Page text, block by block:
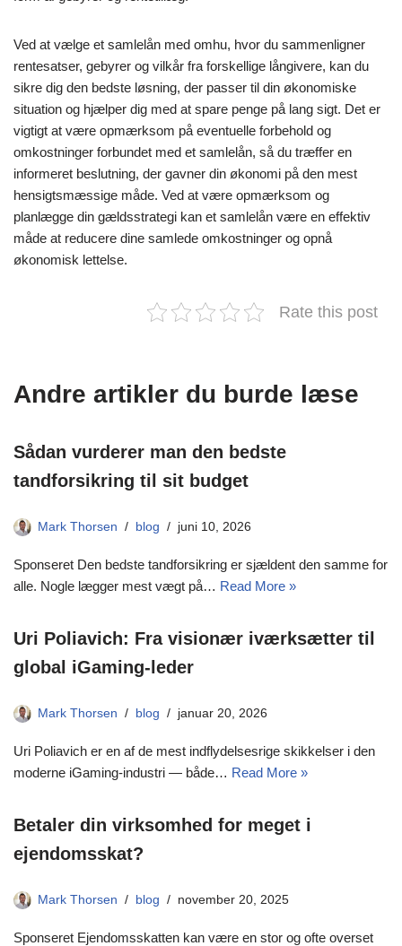
Ved at vælge et samlelån med omhu, hvor du sammenligner
rentesatser, gebyrer og vilkår fra forskellige långivere, kan du
sikre dig den bedste løsning, der passer til din økonomiske
situation og hjælper dig med at spare penge på lang sigt. Det er
vigtigt at være opmærksom på eventuelle forbehold og
omkostninger forbundet med et samlelån, så du træffer en
informeret beslutning, der gavner din økonomi på den mest
hensigtsmæssige måde. Ved at være opmærksom og
planlægge din gældsstrategi kan et samlelån være en effektiv
måde at reducere dine samlede omkostninger og opnå
økonomisk lettelse.
Rate this post
Andre artikler du burde læse
Sådan vurderer man den bedste
tandforsikring til sit budget
Mark Thorsen blog juni 10, 2026
Sponseret Den bedste tandforsikring er sjældent den samme for
alle. Nogle lægger mest vægt på… Read More »
Uri Poliavich: Fra visionær iværksætter til
global iGaming-leder
Mark Thorsen blog januar 20, 2026
Uri Poliavich er en af de mest indflydelsesrige skikkelser i den
moderne iGaming-industri — både… Read More »
Betaler din virksomhed for meget i
ejendomsskat?
Mark Thorsen blog november 20, 2025
Sponseret Ejendomsskatten kan være en stor og ofte overset